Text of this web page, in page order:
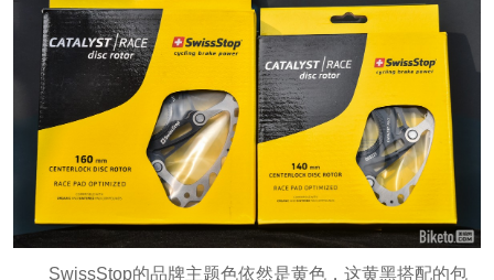
SwissStop的品牌主题色依然是黄色，这黄黑搭配的包